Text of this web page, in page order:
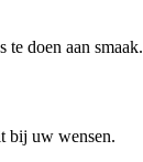
doen aan smaak.
bij uw wensen.